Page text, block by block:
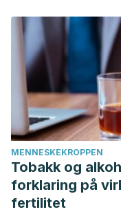
MENNESKEKROPPEN
Tobakk og
forklaring på
fertilitet